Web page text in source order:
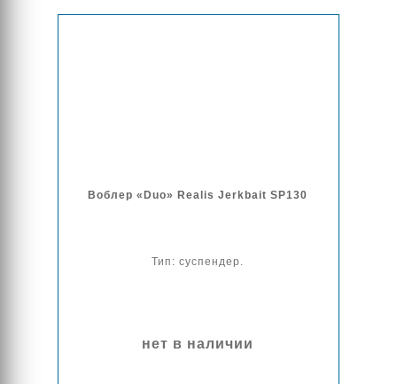
Воблер «Duo» Realis Jerkbait SP130
Тип: суспендер.
нет в наличии